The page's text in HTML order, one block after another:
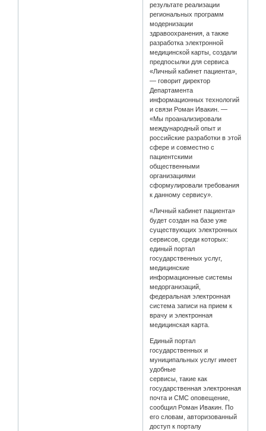
результате реализации
региональных программ
модернизации
здравоохранения, а также
разработка электронной
медицинской карты, создали
предпосылки для сервиса
«Личный кабинет пациента»,
— говорит директор
Департамента
информационных технологий
и связи Роман Ивакин. —
«Мы проанализировали
международный опыт и
российские разработки в этой
сфере и совместно с
пациентскими
общественными
организациями
сформулировали требования
к данному сервису».
«Личный кабинет пациента»
будет создан на базе уже
существующих электронных
сервисов, среди которых:
единый портал
государственных услуг,
медицинские
информационные системы
медорганизаций,
федеральная электронная
система записи на прием к
врачу и электронная
медицинская карта.
Единый портал
государственных и
муниципальных услуг имеет
удобные
сервисы, такие как
государственная электронная
почта и СМС оповещение,
сообщил Роман Ивакин. По
его словам, авторизованный
доступ к порталу